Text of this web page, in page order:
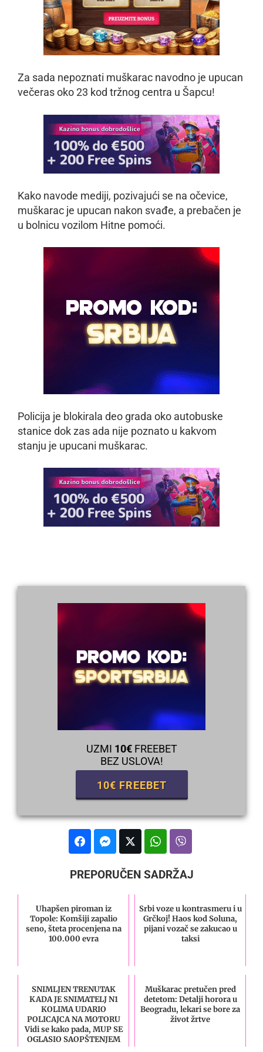
Za sada nepoznati muškarac navodno je upucan
večeras oko 23 kod tržnog centra u Šapcu!
Kako navode mediji, pozivajući se na očevice,
muškarac je upucan nakon svađe, a prebačen je
u bolnicu vozilom Hitne pomoći.
Policija je blokirala deo grada oko autobuske
stanice dok zas ada nije poznato u kakvom
stanju je upucani muškarac.
UZMI 10€FREEBET
BEZ USLOVA!
10€ FREEBET
PREPORUČEN SADRŽAJ
Uhapšen piroman iz
Topole: Komšiji zapalio
seno, šteta procenjena na
100.000 evra
Srbi voze u kontrasmeru i u
Grčkoj! Haos kod Soluna,
pijani vozač se zakucao u
taksi
SNIMLJEN TRENUTAK
KADA JE SNIMATELJ N1
KOLIMA UDARIO
POLICAJCA NA MOTORU
Vidi se kako pada, MUP SE
OGLASIO SAOPŠTENJEM
Muškarac pretučen pred
detetom: Detalji horora u
Beogradu, lekari se bore za
život žrtve